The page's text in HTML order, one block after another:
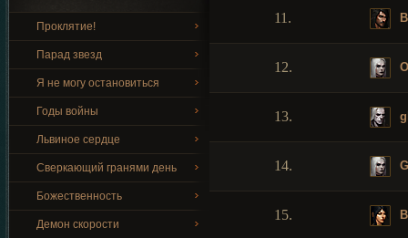
Проклятие!
Парад звезд
Я не могу остановиться
Годы войны
Львиное сердце
Сверкающий гранями день
Божественность
Демон скорости
11.
12.
13.
14.
15.